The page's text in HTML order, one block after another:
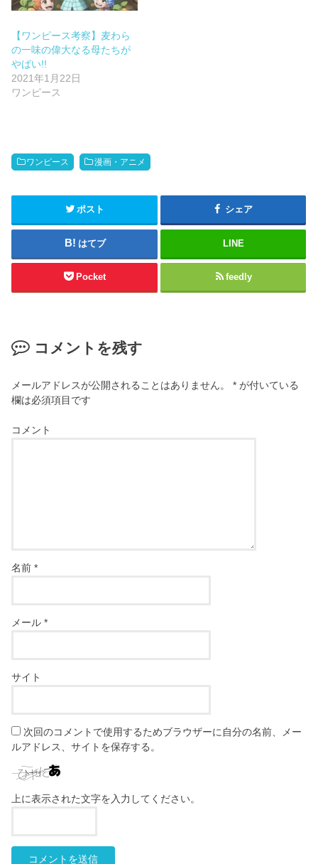
【ワンピース考察】麦わら
の一味の偉大なる母たちが
やばい!!
2021年1月22日
ワンピース
ワンピース 漫画・アニメ
ポスト シェア
はてブ LINE
Pocket feedly
コメントを残す
メールアドレスが公開されることはありません。 * が付いている
欄は必須項目です
コメント
名前*
メール*
サイト
次回のコメントで使用するためブラウザーに自分の名前、メー
ルアドレス、サイトを保存する。
上に表示された文字を入力してください。